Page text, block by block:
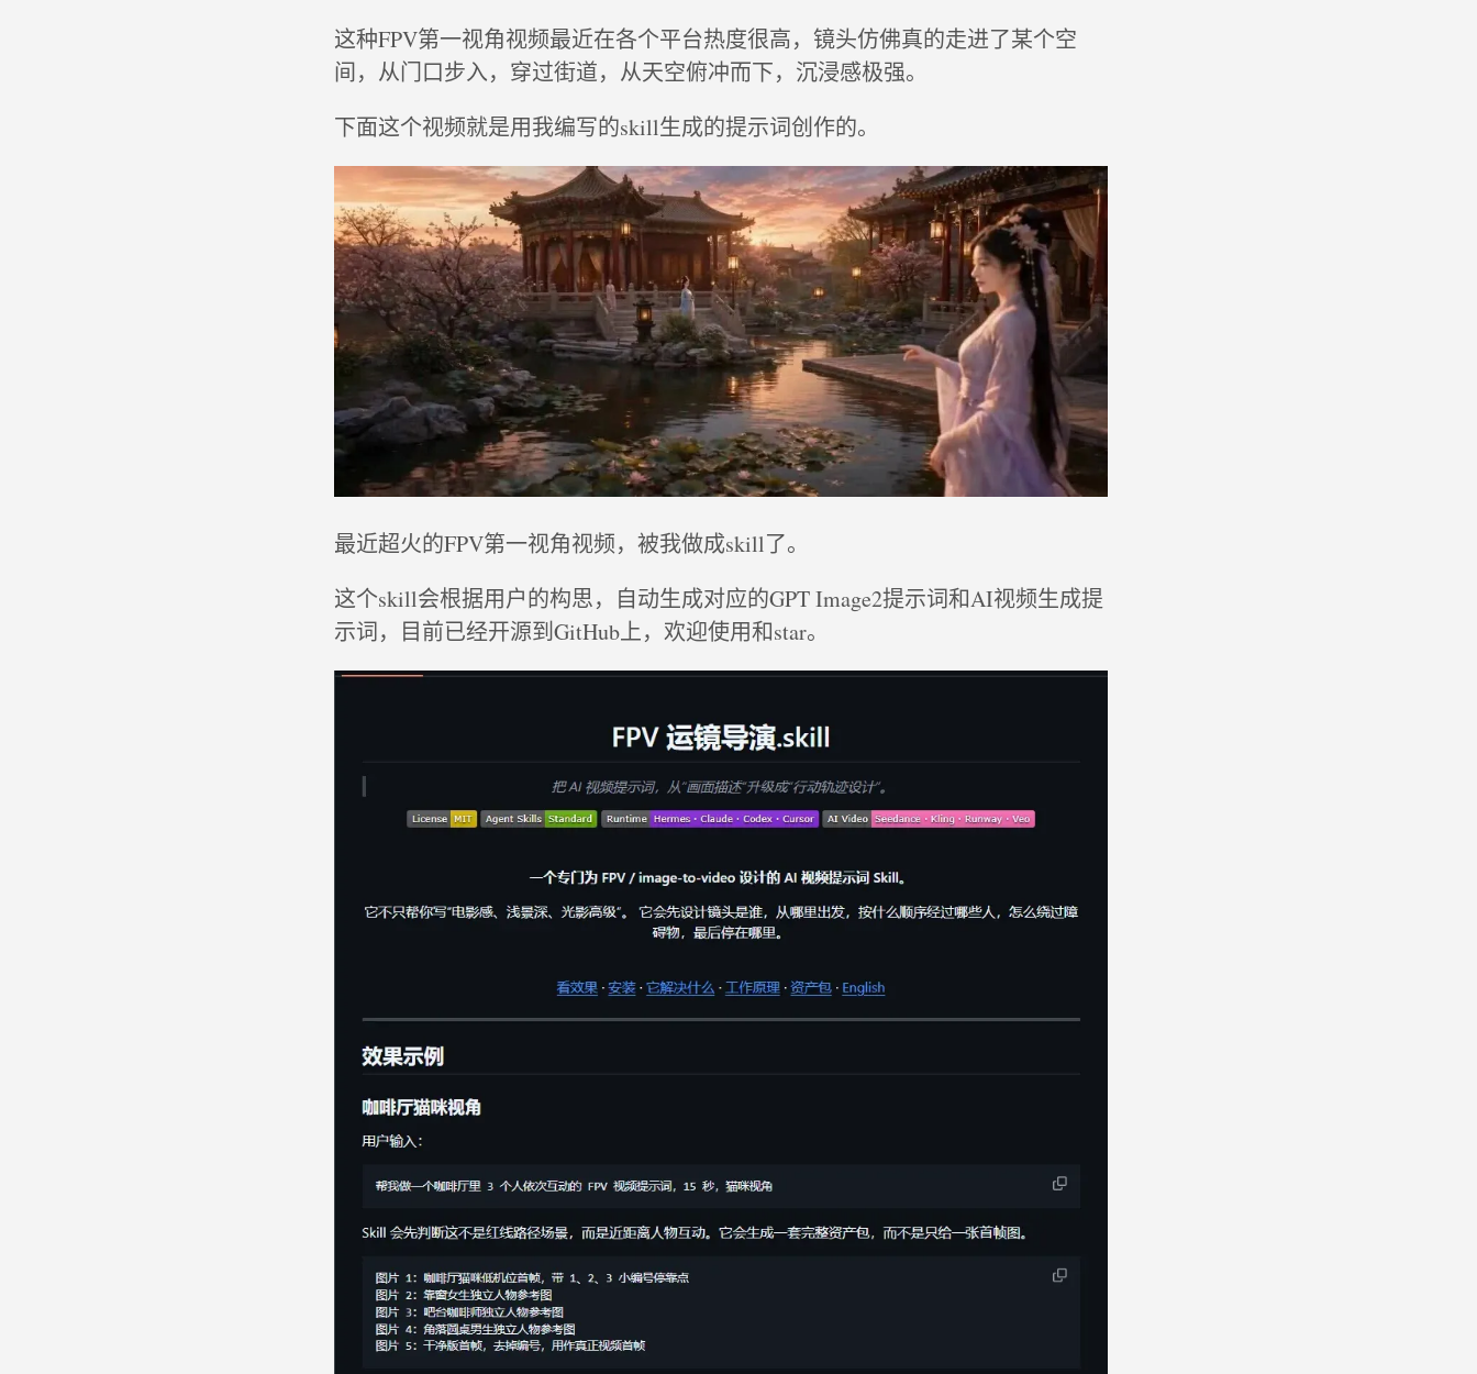
这种FPV第一视角视频最近在各个平台热度很高，镜头仿佛真的走进了某个空
间，从门口步入，穿过街道，从天空俯冲而下，沉浸感极强。
下面这个视频就是用我编写的skill生成的提示词创作的。
最近超火的FPV第一视角视频，被我做成skill了。
这个skill会根据用户的构思，自动生成对应的GPT Image2提示词和AI视频生成提
示词，目前已经开源到GitHub上，欢迎使用和star。